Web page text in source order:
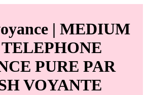
| MEDIUM
PURE PAR
VOYANTE